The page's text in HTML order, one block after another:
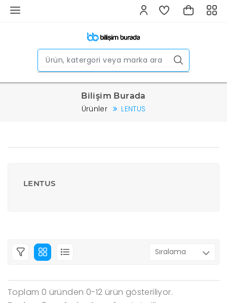
Bilişim Burada
Ürünler LENTUS
LENTUS
Toplam 0 üründen 0-12 ürün gösteriliyor.